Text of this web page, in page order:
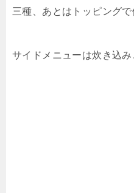
三種、あとはトッピングで
サイドメニューは炊き込み